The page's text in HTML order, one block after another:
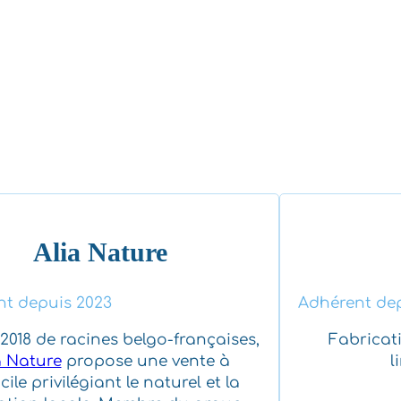
Alia Nature
depuis 2023
de racines belgo-françaises,
Naturepropose une vente à
privilégiant le naturel et la
Adhérent